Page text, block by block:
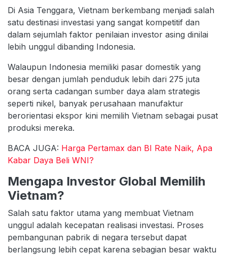
Di Asia Tenggara, Vietnam berkembang menjadi salah
satu destinasi investasi yang sangat kompetitif dan
dalam sejumlah faktor penilaian investor asing dinilai
lebih unggul dibanding Indonesia.
Walaupun Indonesia memiliki pasar domestik yang
besar dengan jumlah penduduk lebih dari 275 juta
orang serta cadangan sumber daya alam strategis
seperti nikel, banyak perusahaan manufaktur
berorientasi ekspor kini memilih Vietnam sebagai pusat
produksi mereka.
BACA JUGA: Harga Pertamax dan BI Rate Naik, Apa
Kabar Daya Beli WNI?
Mengapa Investor Global Memilih
Vietnam?
Salah satu faktor utama yang membuat Vietnam
unggul adalah kecepatan realisasi investasi. Proses
pembangunan pabrik di negara tersebut dapat
berlangsung lebih cepat karena sebagian besar waktu